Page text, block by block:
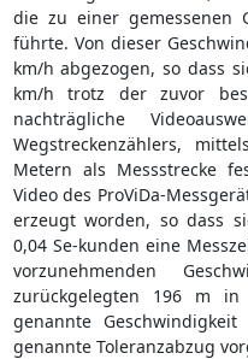
die zu einer gemessenen
führte. Von dieser
km/h abgezogen, so dass
km/h trotz der zuvor
nachträgliche
Wegstreckenzählers,
Metern als Messstrecke
Video des ProViDa-
erzeugt worden, so dass
0,04 Se-kunden eine
vorzunehmenden
zurückgelegten 196 m
genannte
genannte Toleranzabzug